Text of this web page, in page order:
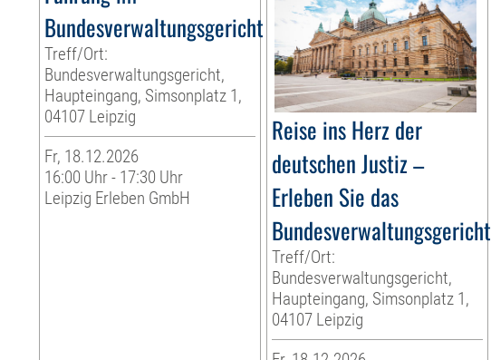
Bundesverwaltungsgericht
Treff/Ort:
Bundesverwaltungsgericht,
Haupteingang, Simsonplatz 1,
04107 Leipzig
Fr, 18.12.2026
16:00 Uhr - 17:30 Uhr
Leipzig Erleben GmbH
Reise ins Herz der
deutschen Justiz –
Erleben Sie das
Bundesverwaltungsgericht
Treff/Ort:
Bundesverwaltungsgericht,
Haupteingang, Simsonplatz 1,
04107 Leipzig